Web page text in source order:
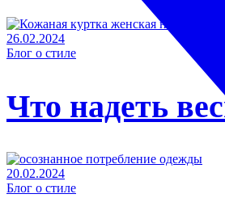
26.02.2024
Блог о стиле
Что надеть
20.02.2024
Блог о стиле